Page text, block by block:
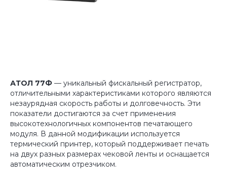
АТОЛ 77Ф — уникальный фискальный регистратор,
отличительными характеристиками которого являются
незаурядная скорость работы и долговечность. Эти
показатели достигаются за счет применения
высокотехнологичных компонентов печатающего
модуля. В данной модификации используется
термический принтер, который поддерживает печать
на двух разных размерах чековой ленты и оснащается
автоматическим отрезчиком.